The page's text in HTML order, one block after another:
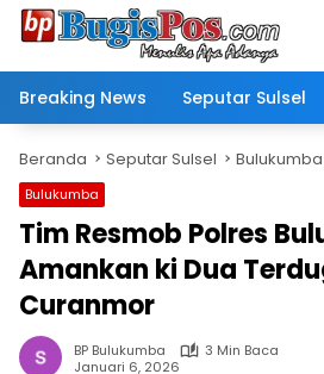
Langsung
Breaking News
Seputar Sulsel
Beranda Seputar Sulsel Bulukumba
Bulukumba
Tim Resmob Polres
Amankan ki Dua
Curanmor
BP Bulukumba
3 Min Baca
Januari 6, 2026